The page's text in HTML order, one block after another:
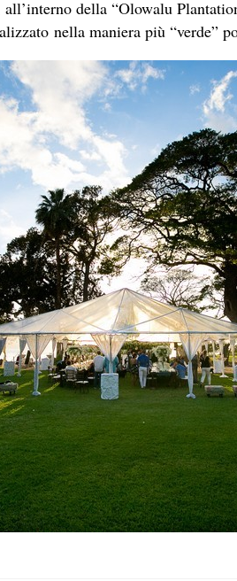
della “Olowalu
nella maniera più “verde”